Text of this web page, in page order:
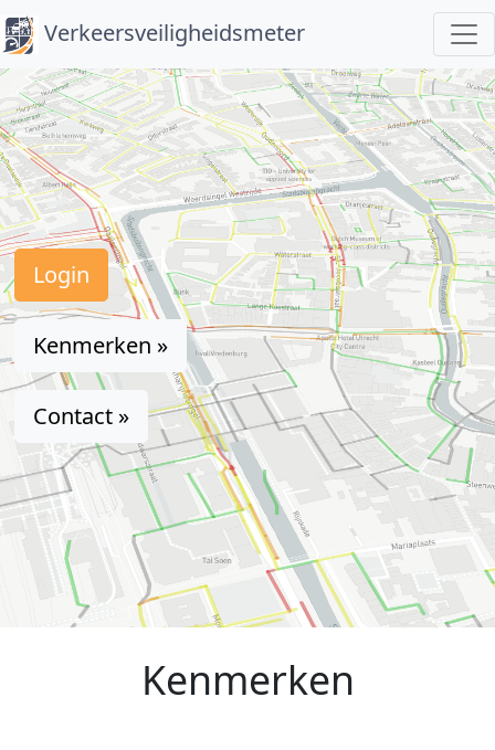
Verkeersveiligheidsmeter
Login
Kenmerken »
Contact »
Kenmerken